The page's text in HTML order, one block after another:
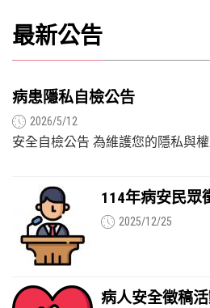
最新公告
病患隱私自檢公告
2026/5/12
安全自檢公告 為維護您的隱私與
114年病安民眾
2025/12/25
病人安全徵稿